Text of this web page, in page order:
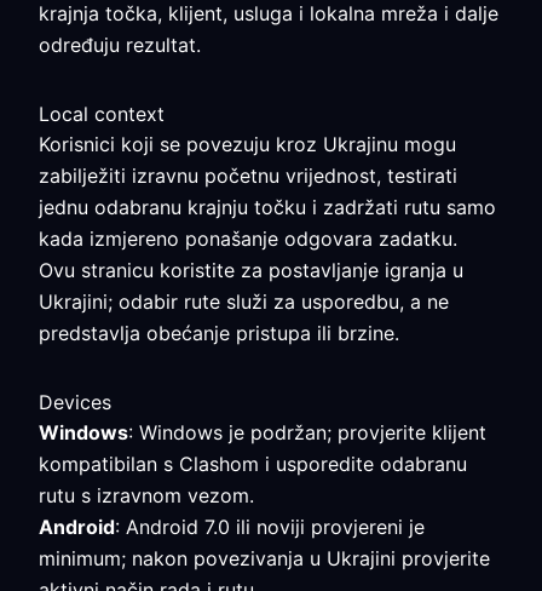
krajnja točka, klijent, usluga i lokalna mreža i dalje
određuju rezultat.
Local context
Korisnici koji se povezuju kroz Ukrajinu mogu
zabilježiti izravnu početnu vrijednost, testirati
jednu odabranu krajnju točku i zadržati rutu samo
kada izmjereno ponašanje odgovara zadatku.
Ovu stranicu koristite za postavljanje igranja u
Ukrajini; odabir rute služi za usporedbu, a ne
predstavlja obećanje pristupa ili brzine.
Devices
Windows: Windows je podržan; provjerite klijent
kompatibilan s Clashom i usporedite odabranu
rutu s izravnom vezom.
Android: Android 7.0 ili noviji provjereni je
minimum; nakon povezivanja u Ukrajini provjerite